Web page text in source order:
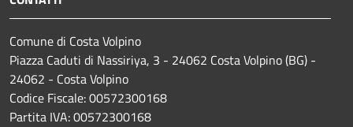
Comune di Costa Volpino
Piazza Caduti di Nassiriya, 3 - 24062 Costa Volpino (BG) -
24062 - Costa Volpino
Codice Fiscale: 00572300168
Partita IVA: 00572300168